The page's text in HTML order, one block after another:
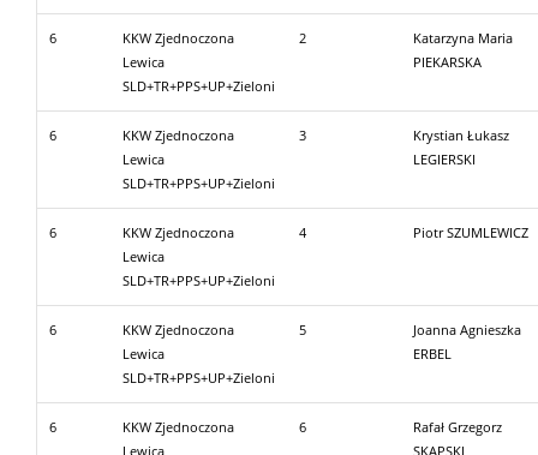
6
KKW Zjednoczona
Lewica
SLD+TR+PPS+UP+Zieloni
2
Katarzyna Maria
PIEKARSKA
6
KKW Zjednoczona
Lewica
SLD+TR+PPS+UP+Zieloni
3
Krystian Łukasz
LEGIERSKI
6
KKW Zjednoczona
Lewica
SLD+TR+PPS+UP+Zieloni
4 Piotr SZUMLEWICZ
6
KKW Zjednoczona
Lewica
SLD+TR+PPS+UP+Zieloni
5
Joanna Agnieszka
ERBEL
6
KKW Zjednoczona
Lewica
6
Rafał Grzegorz
SKĄPSKI